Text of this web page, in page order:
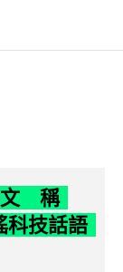
文 稱
科技話語